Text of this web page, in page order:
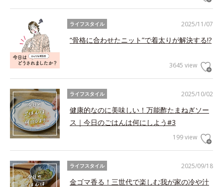
2025/11/07
ライフスタイル
“骨格に合わせたニット”で着太りが解決する!?
3645 view
2025/10/02
ライフスタイル
健康的なのに美味しい！万能酢たまねぎソー
ス｜今日のごはんは何にしよう#3
199 view
2025/09/18
ライフスタイル
金ゴマ香る！三世代で楽しむ我が家の冷や汁